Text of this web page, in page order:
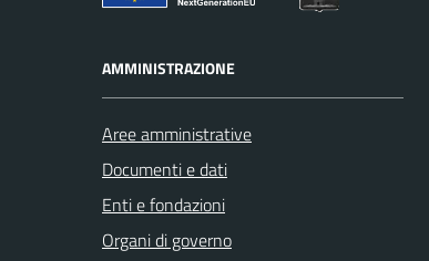
AMMINISTRAZIONE
Aree amministrative
Documenti e dati
Enti e fondazioni
Organi di governo